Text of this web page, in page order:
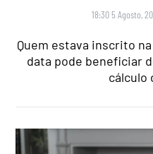
18:30 5 Agosto,
Quem estava inscrito
data pode beneficiar
cálculo